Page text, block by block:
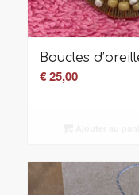
Boucles
€25,00